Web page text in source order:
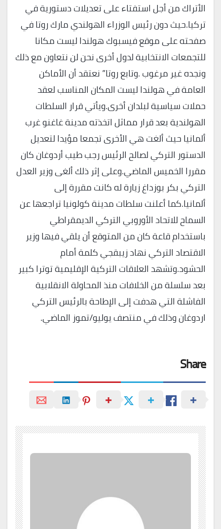
الأتراك من أجل استفتاء على تعديلات دستورية في
تركيا.حيث دون رئيس الوزراء الهولندي مارك روتا في
صفحته على موقع فيسبوك هولندا ليست مكانا
للتجمعات الانتخابية لدول أخرى نحن لن نتعاون مع ذلك
ونجده غير مرغوب .وتابع روتا” نعتقد أن الأماكن
العامة في هولندا ليست المكان المناسب لعقد
حملات سياسية لبلدان أخرى.ويأتي قرار السلطات
الهولندية بعد قرار مماثل اتخذته مدينة غاغنو غرب
ألمانيا حيث ألغت هي الأخرى تجمعا مؤيدا لتعديل
الدستور التركي لصالح الرئيس رجب طيب أردوغان كان
مقررا الخميس الماضي.وعلى إثر ذلك ألغى وزير العدل
التركي بكر بوزداغ زيارة له كانت مقررة إلى
ألمانيا.كما أعلنت سلطات مدينة كولونيا تراجعها عن
السماح للاتحاد الأوروبي التركي الديمقراطي
باستخدام قاعة كان من المتوقع أن يلقي فيها وزير
الاقتصاد التركي نهاد زيبقجي كلمة أمام
الحشود.وتشهد العلاقات التركية الإقليمية توترا كبير
بعد سلسلة من الخلافات منذ المحاولة الانقلابية
الفاشلة التي هدفت إلى الإطاحة بالرئيس التركي
اردوغان وذلك في منتصف يوليو/تموز الماضي.
Share